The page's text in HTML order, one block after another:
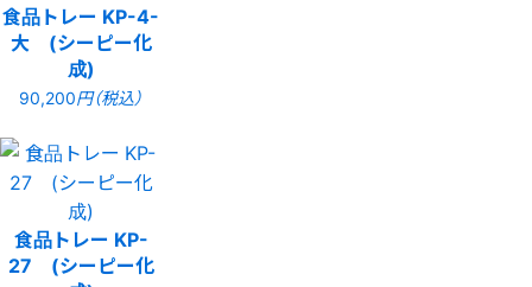
食品トレー KP-4-
大 (シーピー化
成)
90,200円（税込）
食品トレー KP-
27 (シーピー化